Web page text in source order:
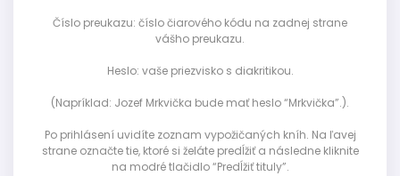
Číslo preukazu: číslo čiarového kódu na zadnej strane
vášho preukazu.
Heslo: vaše priezvisko s diakritikou.
(Napríklad: Jozef Mrkvička bude mať heslo “Mrkvička”.).
Po prihlásení uvidíte zoznam vypožičaných kníh. Na ľavej
strane označte tie, ktoré si želáte predĺžiť a následne kliknite
na modré tlačidlo “Predĺžiť tituly”.